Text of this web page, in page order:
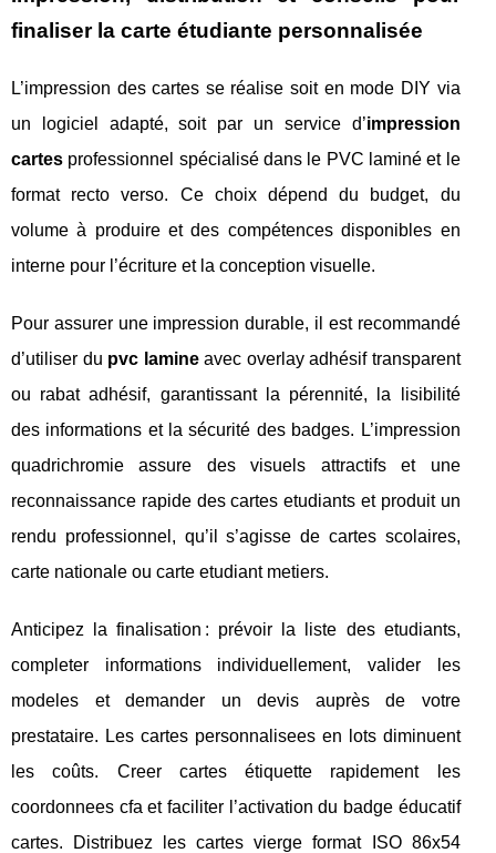
finaliser la carte étudiante personnalisée
L’impression des cartes se réalise soit en mode DIY via
un logiciel adapté, soit par un service d’impression
cartes professionnel spécialisé dans le PVC laminé et le
format recto verso. Ce choix dépend du budget, du
volume à produire et des compétences disponibles en
interne pour l’écriture et la conception visuelle.
Pour assurer une impression durable, il est recommandé
d’utiliser du pvc lamineavec overlay adhésif transparent
ou rabat adhésif, garantissant la pérennité, la lisibilité
des informations et la sécurité des badges. L’impression
quadrichromie assure des visuels attractifs et une
reconnaissance rapide des cartes etudiants et produit un
rendu professionnel, qu’il s’agisse de cartes scolaires,
carte nationale ou carte etudiant metiers.
Anticipez la finalisation : prévoir la liste des etudiants,
completer informations individuellement, valider les
modeles et demander un devis auprès de votre
prestataire. Les cartes personnalisees en lots diminuent
les coûts. Creer cartes étiquette rapidement les
coordonnees cfa et faciliter l’activation du badge éducatif
cartes. Distribuez les cartes vierge format ISO 86x54